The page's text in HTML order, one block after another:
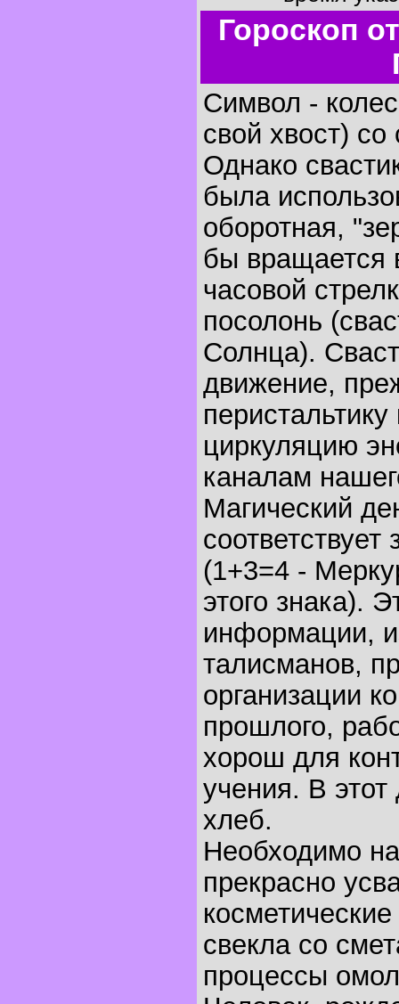
Гороскоп
Символ -
свой хвост) со
Однако
была
оборотная,
бы вращается
часовой
посолонь
Солнца).
движение,
циркуляцию
каналам
Магический
(1+3=4 -
этого знака).
информации,
талисманов,
организации
прошлого,
хорош для
учения. В этот
хлеб.
Необходимо
прекрасно
свекла со
процессы